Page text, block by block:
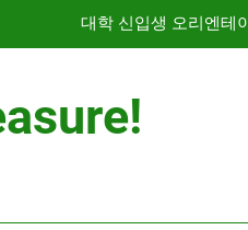
대학 신입생 오리엔테
2026 한국 여행